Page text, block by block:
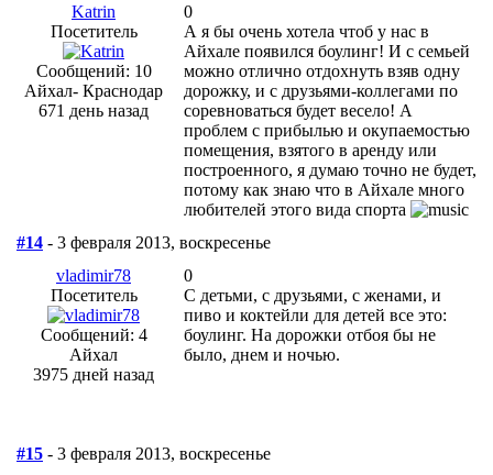
Katrin
Посетитель
Сообщений: 10
Айхал- Краснодар
671 день назад
0
А я бы очень хотела чтоб у нас в
Айхале появился боулинг! И с семьей
можно отлично отдохнуть взяв одну
дорожку, и с друзьями-коллегами по
соревноваться будет весело! А
проблем с прибылью и окупаемостью
помещения, взятого в аренду или
построенного, я думаю точно не будет,
потому как знаю что в Айхале много
любителей этого вида спорта
#14 - 3 февраля 2013, воскресенье
vladimir78
Посетитель
Сообщений: 4
Айхал
3975 дней назад
0
С детьми, с друзьями, с женами, и
пиво и коктейли для детей все это:
боулинг. На дорожки отбоя бы не
было, днем и ночью.
#15 - 3 февраля 2013, воскресенье